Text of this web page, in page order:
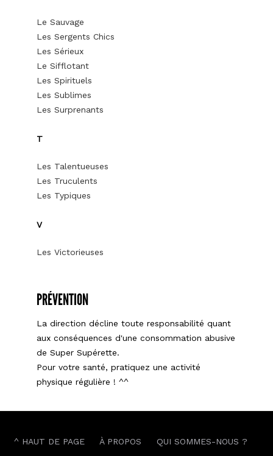
Le Sauvage
Les Sergents Chics
Les Sérieux
Le Sifflotant
Les Spirituels
Les Sublimes
Les Surprenants
T
Les Talentueuses
Les Truculents
Les Typiques
V
Les Victorieuses
PRÉVENTION
La direction décline toute responsabilité quant
aux conséquences d'une consommation abusive
de Super Supérette.
Pour votre santé, pratiquez une activité
physique régulière ! ^^
^ HAUT DE PAGE À PROPOS QUI SOMMES-NOUS ?